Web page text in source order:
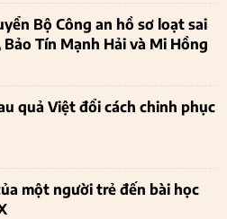
Bộ Công an hồ sơ loạt sai
Bảo Tín Mạnh Hải và Mi Hồng
quả Việt đổi cách chinh phục
một người trẻ đến bài học